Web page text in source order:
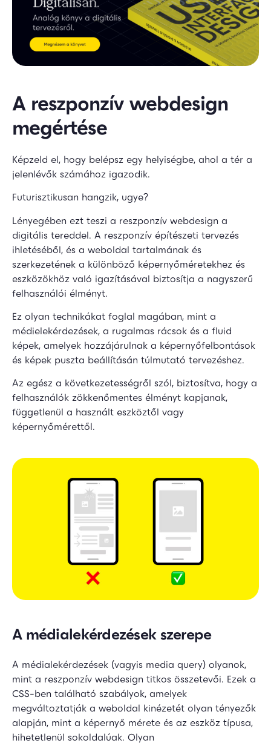
A reszponzív webdesign
megértése
Képzeld el, hogy belépsz egy helyiségbe, ahol a tér a
jelenlévők számához igazodik.
Futurisztikusan hangzik, ugye?
Lényegében ezt teszi a reszponzív webdesign a
digitális tereddel. A reszponzív építészeti tervezés
ihletéséből, és a weboldal tartalmának és
szerkezetének a különböző képernyőméretekhez és
eszközökhöz való igazításával biztosítja a nagyszerű
felhasználói élményt.
Ez olyan technikákat foglal magában, mint a
médielekérdezések, a rugalmas rácsok és a fluid
képek, amelyek hozzájárulnak a képernyőfelbontások
és képek puszta beállításán túlmutató tervezéshez.
Az egész a következetességről szól, biztosítva, hogy a
felhasználók zökkenőmentes élményt kapjanak,
függetlenül a használt eszköztől vagy
képernyőmérettől.
A médialekérdezések szerepe
A médialekérdezések (vagyis media query) olyanok,
mint a reszponzív webdesign titkos összetevői. Ezek a
CSS-ben található szabályok, amelyek
megváltoztatják a weboldal kinézetét olyan tényezők
alapján, mint a képernyő mérete és az eszköz típusa,
hihetetlenül sokoldalúak. Olyan